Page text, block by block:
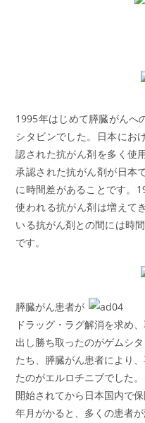
1995年はじめて膵臓がんへ
シタビンでした。日本にお
認された抗がん剤を多く使
承認された抗がん剤が日本
に時間差があることです。
使われる抗がん剤は増えて
いる抗がん剤との間には時
です。
膵臓がん患者が
ドラッグ・ラグ解消を求め
出し勝ち取ったのがゲムシ
たち、膵臓がん患者により
たのがエルロチニブでした
開始されてから日本国内で
年月がかると、多くの患者